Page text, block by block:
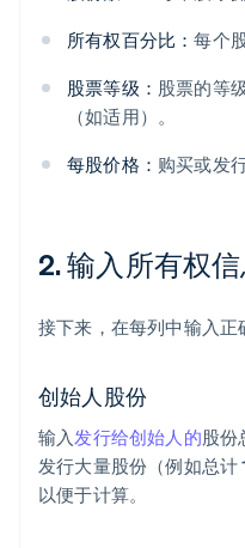
所有权百分比：每个
股票等级： 股票的等
（如适用）。
每股价格： 购买或发
2. 输入所有权
接下来，在每列中输入正
创始人股份
输入发行给创始人的股份
发行大量股份（例如总计
以便于计算。